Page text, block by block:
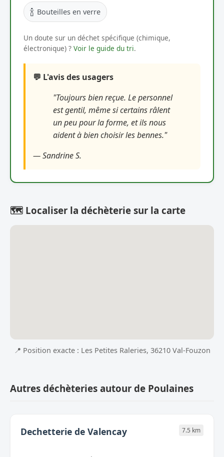
🍾 Bouteilles en verre
Un doute sur un déchet spécifique (chimique,
électronique) ? Voir le guide du tri.
💬 L'avis des usagers
"Toujours bien reçue. Le personnel
est gentil, même si certains râlent
un peu pour la forme, et ils nous
aident à bien choisir les bennes."
— Sandrine S.
🗺️ Localiser la déchèterie sur la carte
📍 Position exacte : Les Petites Raleries, 36210 Val-Fouzon
Autres déchèteries autour de Poulaines
Dechetterie de Valencay 7.5 km